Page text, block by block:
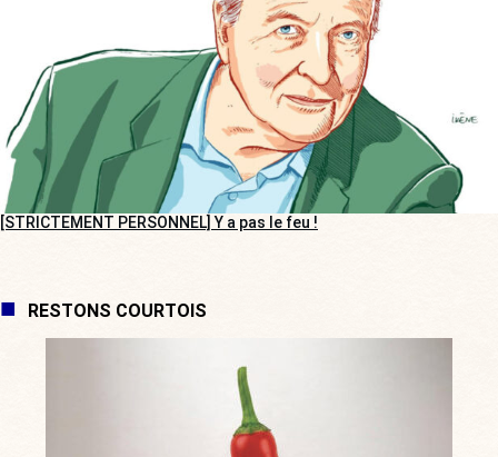
[STRICTEMENT PERSONNEL] Y a pas le feu !
RESTONS COURTOIS